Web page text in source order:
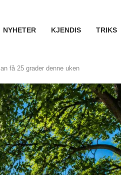
NYHETER KJENDIS TRIKS
få 25 grader denne uken